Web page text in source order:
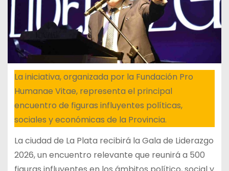
La iniciativa, organizada por la Fundación Pro
Humanae Vitae, representa el principal
encuentro de figuras influyentes políticas,
sociales y económicas de la Provincia.
La ciudad de La Plata recibirá la Gala de Liderazgo
2026, un encuentro relevante que reunirá a 500